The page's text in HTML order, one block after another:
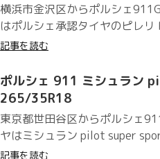
横浜市金沢区からポルシェ
はポルシェ承認タイヤのピレ
記事を読む
ポルシェ 911 ミシュラ
265/35R18
東京都世田谷区からポルシェ
ヤはミシュラン pilot super
記事を読む